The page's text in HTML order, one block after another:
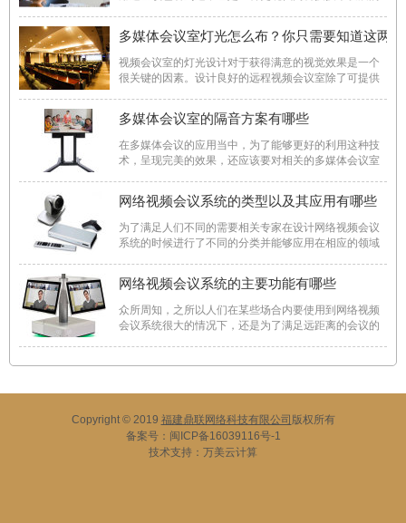
两个对这些常识多加了解的话充分的利用它的技术可以
为自己带来很大的方便。具体来说，多媒体会议的使用
常识包括以下几 ...
多媒体会议室灯光怎么布？你只需要知道这两点
视频会议室的灯光设计对于获得满意的视觉效果是一个
很关键的因素。设计良好的远程视频会议室除了可提供
场感，提高视频会议的效果。视频会议与普通会议不
同，因为使用摄像装置，会议室的灯光、色彩、背景等
对视频图像的质量 ...
多媒体会议室的隔音方案有哪些
在多媒体会议的应用当中，为了能够更好的利用这种技
术，呈现完美的效果，还应该要对相关的多媒体会议室
可避免的会安装音响以及扩音器，为了避免这些噪音影
响到室外的环境，需要采取以下几个隔音的方案。 一、
多 ...
网络视频会议系统的类型以及其应用有哪些
为了满足人们不同的需要相关专家在设计网络视频会议
系统的时候进行了不同的分类并能够应用在相应的领域
定要对这些常识有所了解。具体来说，网络视频会议系
统的类型以及其应用包括以下几个方面。 一、桌面型终
端 ...
网络视频会议系统的主要功能有哪些
众所周知，之所以人们在某些场合内要使用到网络视频
会议系统很大的情况下，还是为了满足远距离的会议的
Copyright © 2019 福建鼎联网络科技有限公司 版权所有
备案号： 闽ICP备16039116号-1
技术支持： 万美云计算